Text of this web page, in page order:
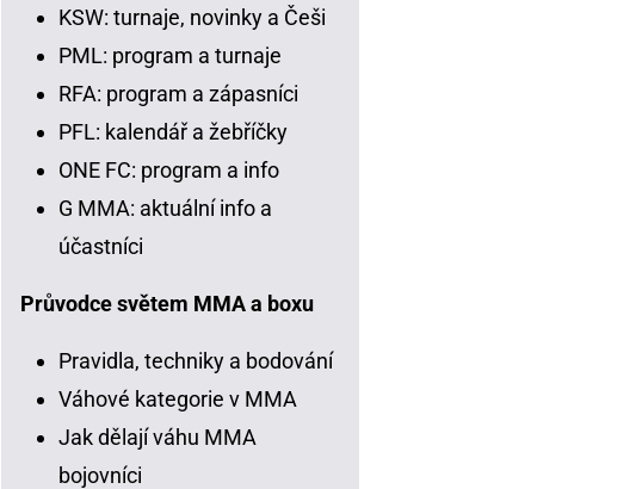
KSW: turnaje, novinky a Češi
PML: program a turnaje
RFA: program a zápasníci
PFL: kalendář a žebříčky
ONE FC: program a info
G MMA: aktuální info a
účastníci
Průvodce světem MMA a boxu
Pravidla, techniky a bodování
Váhové kategorie v MMA
Jak dělají váhu MMA
bojovníci